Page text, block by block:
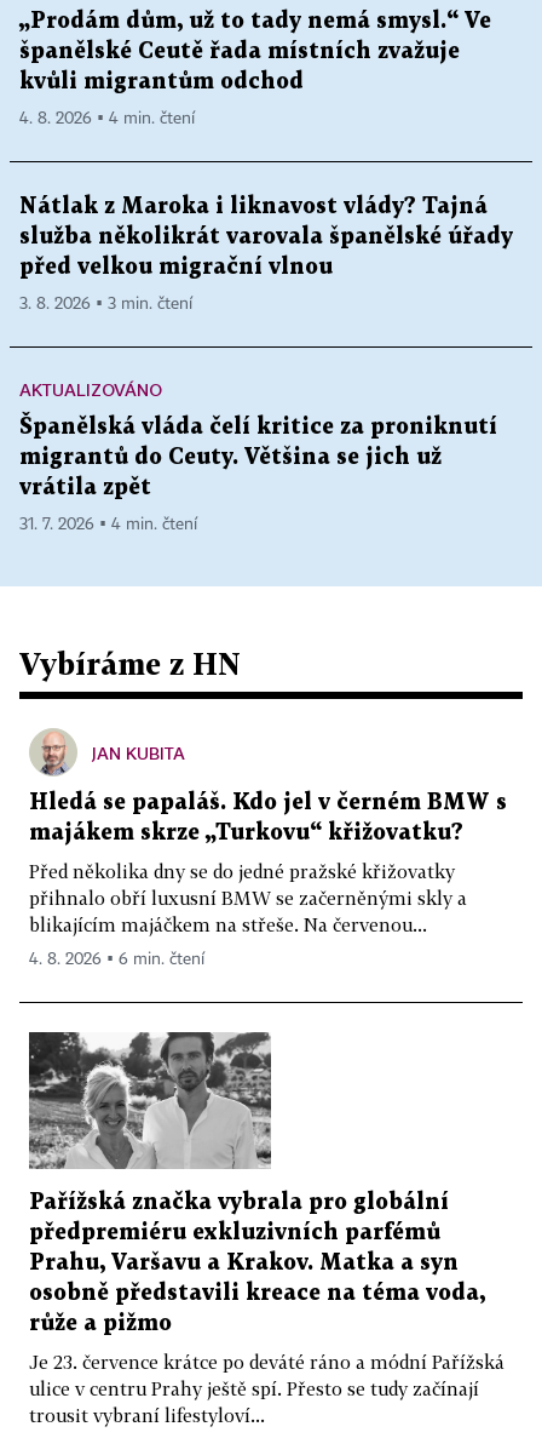
„Prodám dům, už to tady nemá smysl.“ Ve
španělské Ceutě řada místních zvažuje
kvůli migrantům odchod
4. 8. 2026 ▪ 4 min. čtení
Nátlak z Maroka i liknavost vlády? Tajná
služba několikrát varovala španělské úřady
před velkou migrační vlnou
3. 8. 2026 ▪ 3 min. čtení
AKTUALIZOVÁNO
Španělská vláda čelí kritice za proniknutí
migrantů do Ceuty. Většina se jich už
vrátila zpět
31. 7. 2026 ▪ 4 min. čtení
Vybíráme z HN
JAN KUBITA
Hledá se papaláš. Kdo jel v černém BMW s
majákem skrze „Turkovu“ křižovatku?
Před několika dny se do jedné pražské křižovatky
přihnalo obří luxusní BMW se začerněnými skly a
blikajícím majáčkem na střeše. Na červenou...
4. 8. 2026 ▪ 6 min. čtení
Pařížská značka vybrala pro globální
předpremiéru exkluzivních parfémů
Prahu, Varšavu a Krakov. Matka a syn
osobně představili kreace na téma voda,
růže a pižmo
Je 23. července krátce po deváté ráno a módní Pařížská
ulice v centru Prahy ještě spí. Přesto se tudy začínají
trousit vybraní lifestyloví...